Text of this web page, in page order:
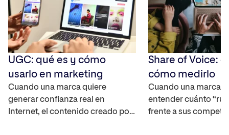
UGC: qué es y cómo
usarlo en marketing
Cuando una marca quiere
generar confianza real en
Internet, el contenido creado por
Share of Voice:
cómo medirlo
Cuando una marca
entender cuánto
frente a sus